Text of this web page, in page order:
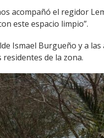
acompañó el regidor
este espacio limpio”.
Ismael Burgueño y a
de la zona.